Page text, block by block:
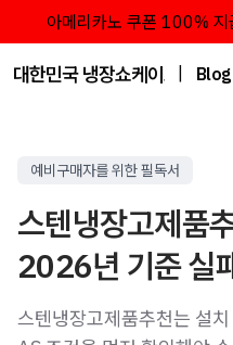
아메리카노 쿠폰 100% 지
대한민국 냉장쇼케이스 점유
Blog
예비구매자를 위한 필독서
스텐냉장고제품
2026년 기준 실
스텐냉장고제품추천는 설